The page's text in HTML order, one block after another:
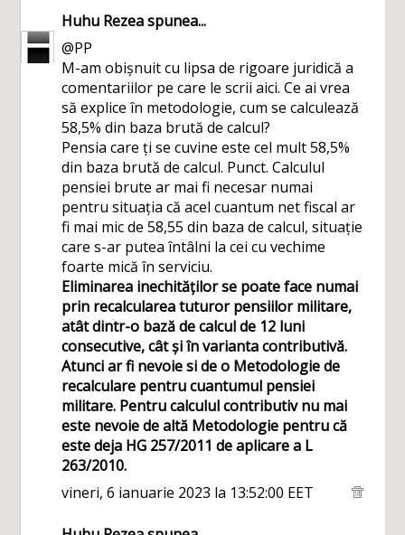
Huhu Rezeaspunea...
@PP
M-am obișnuit cu lipsa de rigoare juridică a
comentariilor pe care le scrii aici. Ce ai vrea
să explice în metodologie, cum se calculează
58,5% din baza brută de calcul?
Pensia care ți se cuvine este cel mult 58,5%
din baza brută de calcul. Punct. Calculul
pensiei brute ar mai fi necesar numai
pentru situația că acel cuantum net fiscal ar
fi mai mic de 58,55 din baza de calcul, situație
care s-ar putea întâlni la cei cu vechime
foarte mică în serviciu.
Eliminarea inechităților se poate face numai
prin recalcularea tuturor pensiilor militare,
atât dintr-o bază de calcul de 12 luni
consecutive, cât și în varianta contributivă.
Atunci ar fi nevoie si de o Metodologie de
recalculare pentru cuantumul pensiei
militare. Pentru calculul contributiv nu mai
este nevoie de altă Metodologie pentru că
este deja HG 257/2011 de aplicare a L
263/2010.
vineri, 6 ianuarie 2023 la 13:52:00 EET